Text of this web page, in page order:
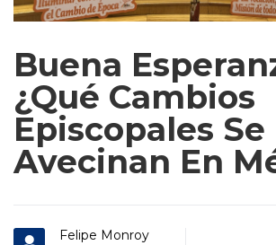
Buena
¿Qué Cambios
Episcopales Se
Avecinan En
Felipe Monroy